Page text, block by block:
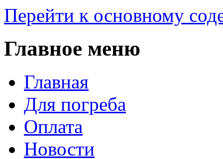
Перейти к основному
Главное меню
Главная
Для погреба
Оплата
Новости